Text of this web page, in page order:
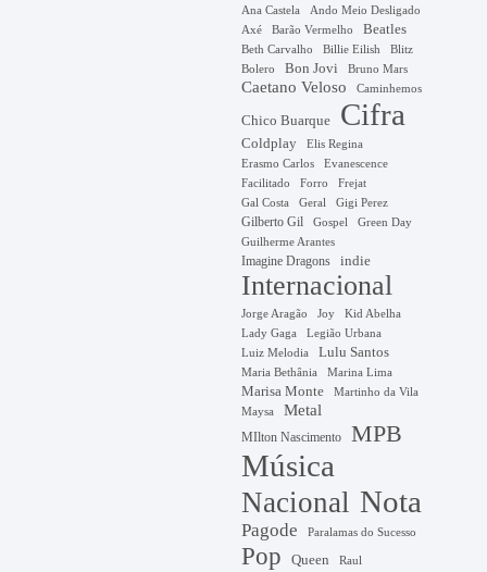
Ana Castela
Ando Meio Desligado
Axé Barão Vermelho Beatles
Beth Carvalho Billie Eilish
Blitz
Bolero
Bon Jovi Bruno Mars
Caetano Veloso Caminhemos
Chico Buarque Cifra
Coldplay
Elis Regina
Erasmo Carlos
Evanescence
Facilitado
Forro Frejat
Gal Costa Geral Gigi Perez
Gilberto Gil Gospel Green Day
Guilherme Arantes
Imagine Dragons indie
Internacional
Jorge Aragão Joy Kid Abelha
Lady Gaga
Legião Urbana
Luiz Melodia
Lulu Santos
Maria Bethânia Marina Lima
Marisa Monte
Martinho da Vila
Maysa
Metal
MIlton Nascimento MPB
Música
Nacional Nota
Pagode Paralamas do Sucesso
Pop Queen Raul